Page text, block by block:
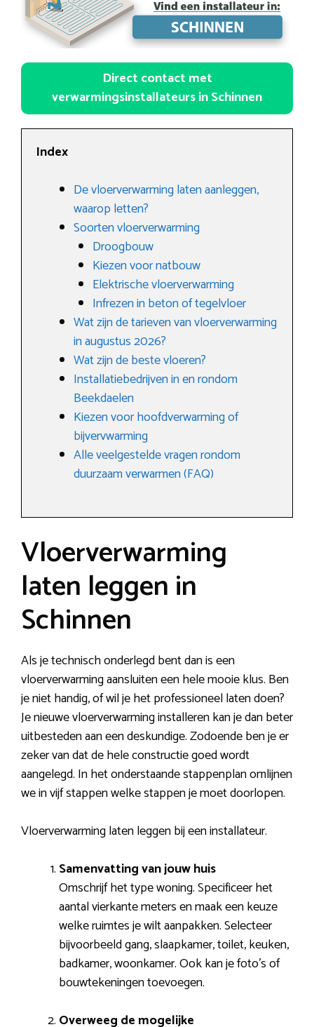
Direct contact met
verwarmingsinstallateurs in Schinnen
Index
De vloerverwarming laten aanleggen,
waarop letten?
Soorten vloerverwarming
Droogbouw
Kiezen voor natbouw
Elektrische vloerverwarming
Infrezen in beton of tegelvloer
Wat zijn de tarieven van vloerverwarming
in augustus 2026?
Wat zijn de beste vloeren?
Installatiebedrijven in en rondom
Beekdaelen
Kiezen voor hoofdverwarming of
bijvervwarming
Alle veelgestelde vragen rondom
duurzaam verwarmen (FAQ)
Vloerverwarming
laten leggen in
Schinnen
Als je technisch onderlegd bent dan is een
vloerverwarming aansluiten een hele mooie klus. Ben
je niet handig, of wil je het professioneel laten doen?
Je nieuwe vloerverwarming installeren kan je dan beter
uitbesteden aan een deskundige. Zodoende ben je er
zeker van dat de hele constructie goed wordt
aangelegd. In het onderstaande stappenplan omlijnen
we in vijf stappen welke stappen je moet doorlopen.
Vloerverwarming laten leggen bij een installateur.
Samenvatting van jouw huis
Omschrijf het type woning. Specificeer het
aantal vierkante meters en maak een keuze
welke ruimtes je wilt aanpakken. Selecteer
bijvoorbeeld gang, slaapkamer, toilet, keuken,
badkamer, woonkamer. Ook kan je foto’s of
bouwtekeningen toevoegen.
Overweeg de mogelijke